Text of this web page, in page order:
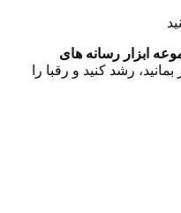
ابزار رسانه های
رشد کنید و رقبا را